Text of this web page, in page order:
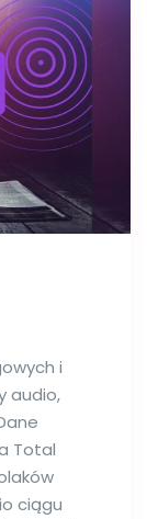
i
audio,
Total
ciągu